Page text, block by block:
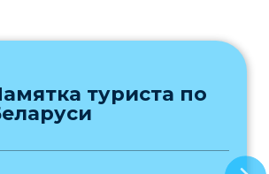
туриста по